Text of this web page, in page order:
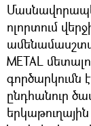
ոլորտում
METAL
գործարկումն
ընդհանուր